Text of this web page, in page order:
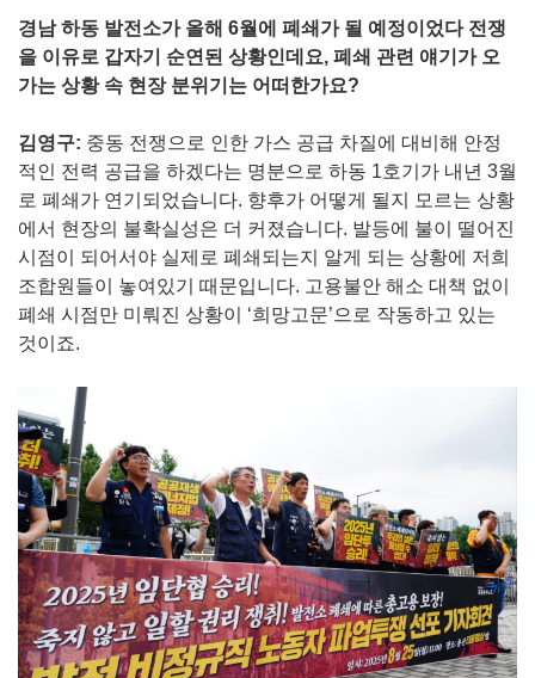
경남 하동 발전소가 올해 6월에 폐쇄가 될 예정이었다 전쟁
을 이유로 갑자기 순연된 상황인데요, 폐쇄 관련 얘기가 오
가는 상황 속 현장 분위기는 어떠한가요?
김영구: 중동 전쟁으로 인한 가스 공급 차질에 대비해 안정
적인 전력 공급을 하겠다는 명분으로 하동 1호기가 내년 3월
로 폐쇄가 연기되었습니다. 향후가 어떻게 될지 모르는 상황
에서 현장의 불확실성은 더 커졌습니다. 발등에 불이 떨어진
시점이 되어서야 실제로 폐쇄되는지 알게 되는 상황에 저희
조합원들이 놓여있기 때문입니다. 고용불안 해소 대책 없이
폐쇄 시점만 미뤄진 상황이 ‘희망고문’으로 작동하고 있는
것이죠.